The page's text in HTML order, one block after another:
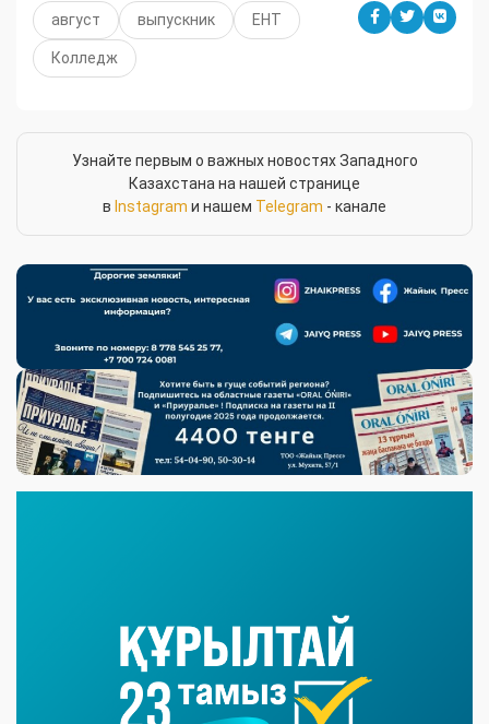
август выпускник ЕНТ
Колледж
Узнайте первым о важных новостях Западного
Казахстана на нашей странице
в Instagram и нашем Telegram - канале